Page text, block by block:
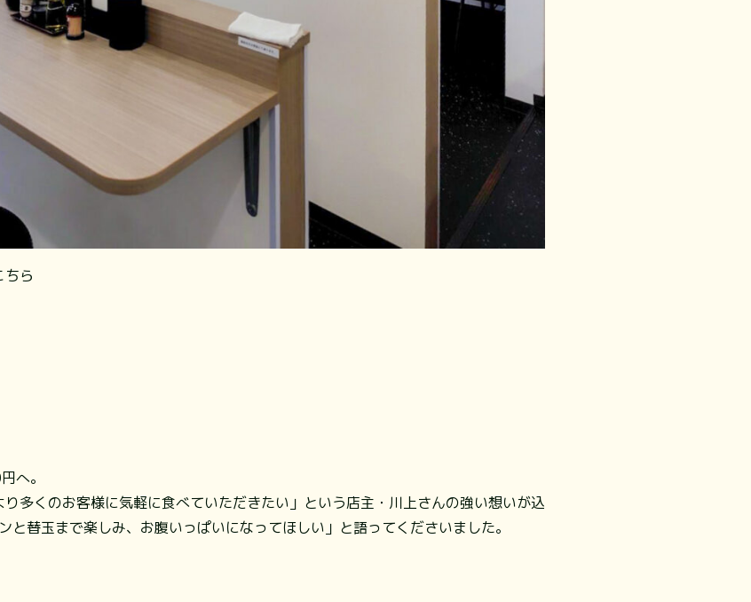
ちら
へ。
多くのお客様に気軽に食べていただきたい」という店主・川上さんの強い想いが込
替玉まで楽しみ、お腹いっぱいになってほしい」と語ってくださいました。